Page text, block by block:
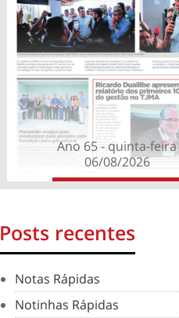
Ano 65 - quinta-feira
06/08/2026
Posts recentes
Notas Rápidas
Notinhas Rápidas